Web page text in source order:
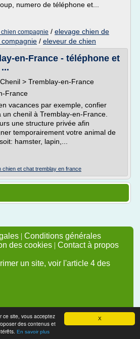
X
ce site, vous acceptez
des contenus et
En savoir plus
numero de téléphone et...
compagnie / elevage chien de
/ eleveur de chien
en-France - téléphone et
> Tremblay-en-France
France
vacances par exemple, confier
chenil à Tremblay-en-France.
une structure privée afin
temporairement votre animal de
hamster, lapin,...
chien et chat tremblay en france
| Conditions générales
des cookies | Contact à propos
un site, voir l'article 4 des